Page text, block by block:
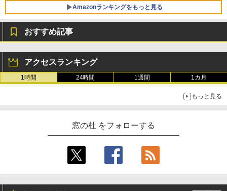
ersonal/Copilotキー搭載/Win 11/15.6型/
Core i5/16GB/SSD 512GB/ホワイト) FM
VWK3E15W_AZ
￥119,800
Amazonランキングをもっと見る
￥1,766
出す プロンプトの言葉 AI画像生成シリー
ズ (はぴーイラストLabo)
￥99
非エンジニア 初心者 素人 でも安心 使い
ンチディスプレイ、色調調節ライト、12
週間持続バッテリー、広告なし、ブラッ
ク
Amazon Kindle - 目に優しい、かさばら
ない、大きな画面で読みやすい、6週間持
書籍リーダー、ブラック、16GB、広告な
おすすめ記事
アクセスランキング
1時間 24時間 1週間 1カ月
もっと見る
窓の杜 をフォローする